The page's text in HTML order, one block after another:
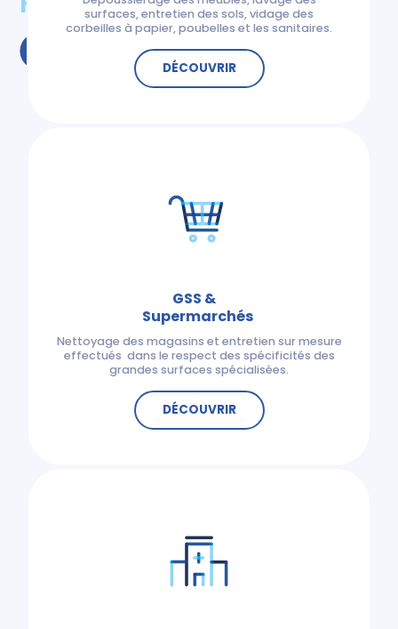
DEMANDE DE DEVIS
surfaces, entretien des sols, vidage des
corbeilles à papier, poubelles et les sanitaires.
DÉCOUVRIR
GSS &
Supermarchés
Nettoyage des magasins et entretien sur mesure
effectués dans le respect des spécificités des
grandes surfaces spécialisées.
DÉCOUVRIR